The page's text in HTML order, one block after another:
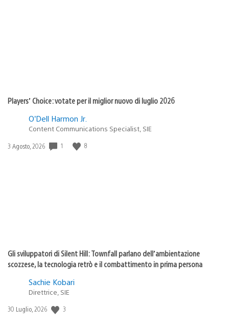
Players’ Choice: votate per il miglior nuovo di luglio 2026
O’Dell Harmon Jr.
Content Communications Specialist, SIE
Data
3 Agosto, 2026 1 8
Gli sviluppatori di Silent Hill: Townfall parlano dell’ambientazione
scozzese, la tecnologia retrò e il combattimento in prima persona
Sachie Kobari
Direttrice, SIE
Data
30 Luglio, 2026 3